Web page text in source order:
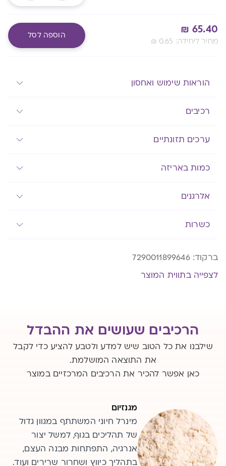
של
מגנזיום
וויטמין
B6
₪ 65.40
₪ 0.65 :מחיר ליחידה
הוספה לסל
הוראות שימוש ואחסון
רכיבים
ערכים תזונתיים
כמות באריזה
אלרגנים
כשרות
ברקוד:7290011899646
לצפייה בתווית המוצר
הרכיבים שעושים את ההבדל
שילבנו את כל הטוב שיש למדע ולטבע להציע כדי לקבל
את התוצאה המושלמת.
כאן אפשר להכיר את הרכיבים המרכזיים במוצר
מגנזיום
מינרל חיוני המשתתף במגוון גדול
של תהליכים בגוף, למשל יצור
אנרגיה, התפתחות מבנה העצם,
בתהליך כיווץ ושחרור שרירים ועוד.
סידן
מינרל חיוני, השכיח ביותר בגוף
האדם. 99% ממנו נמצא בשלד
ובשיניים. חשוב גם לתפקוד
השרירים, הפרשת הורמונים ועוד.